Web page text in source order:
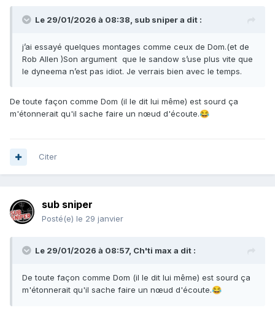
Le 29/01/2026 à 08:38, sub snipera dit :
j’ai essayé quelques montages comme ceux de Dom.(et de
Rob Allen )Son argument que le sandow s’use plus vite que
le dyneema n’est pas idiot. Je verrais bien avec le temps.
De toute façon comme Dom (il le dit lui même) est sourd ça
m'étonnerait qu'il sache faire un nœud d'écoute.😂
Citer
sub sniper
Posté(e) le 29 janvier
Le 29/01/2026 à 08:57, Ch'ti max a dit :
De toute façon comme Dom (il le dit lui même) est sourd ça
m'étonnerait qu'il sache faire un nœud d'écoute.😂